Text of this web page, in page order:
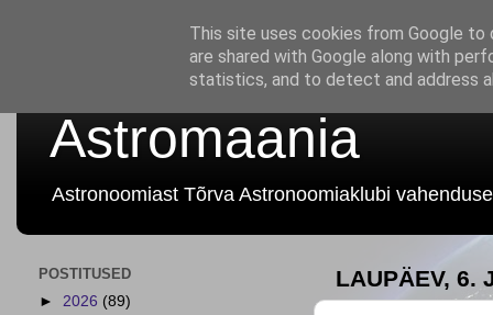
Astromaania
Astronoomiast Tõrva Astronoomiaklubi
LAUPÄEV, 6.
POSTITUSED
► 2026 (89)
This site uses cookies from Google to
are shared with Google along with
statistics, and to detect and address